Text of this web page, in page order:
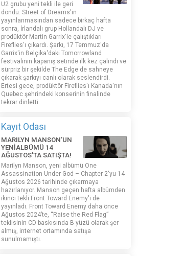
U2 grubu yeni tekli ile geri
döndü. Street of Dreams'in
yayınlanmasından sadece birkaç hafta
sonra, İrlandalı grup Hollandalı DJ ve
prodüktör Martin Garrix'le çalıştıkları
Fireflies'ı çıkardı. Şarkı, 17 Temmuz'da
Garrix'in Belçika'daki Tomorrowland
festivalinin kapanış setinde ilk kez çalındı ​​ve
sürpriz bir şekilde The Edge de sahneye
çıkarak şarkıyı canlı olarak seslendirdi.
Ertesi gece, prodüktör Fireflies'ı Kanada'nın
Quebec şehrindeki konserinin finalinde
tekrar dinletti.
Kayıt Odası
MARILYN MANSON'UN
YENİALBÜMÜ 14
AĞUSTOS'TA SATIŞTA!
Marilyn Manson, yeni albümü One
Assassination Under God – Chapter 2'yu 14
Ağustos 2026 tarihinde çıkarmaya
hazırlanıyor. Manson geçen hafta albümden
ikinci tekli Front Toward Enemy'i de
yayınladı. Front Toward Enemy daha önce
Ağustos 2024’te, “Raise the Red Flag”
teklisinin CD baskısında B yüzü olarak şer
almış, internet ortamında satışa
sunulmamıştı.